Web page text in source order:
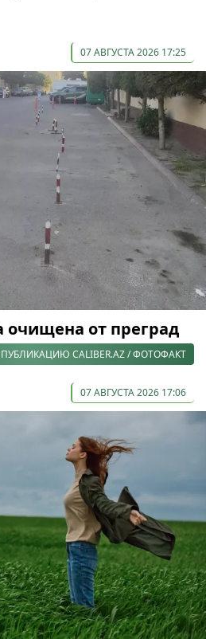
07 АВГУСТА 2026 17:25
очищена от преград
CALIBER.AZ / ФОТОФАКТ
07 АВГУСТА 2026 17:06